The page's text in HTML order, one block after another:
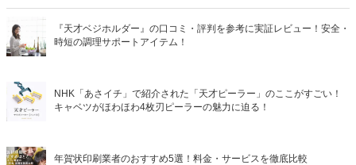
『天才ベジホルダー』の口コミ・評判を参考に実証レビュー！安全・
時短の調理サポートアイテム！
NHK「あさイチ」で紹介された「天才ピーラー」のここがすごい！
キャベツがほわほわ4枚刃ピーラーの魅力に迫る！
年賀状印刷業者のおすすめ5選！料金・サービスを徹底比較